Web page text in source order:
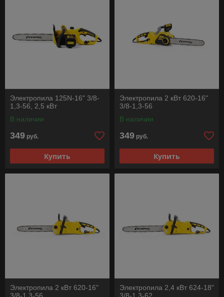
Электропила 125N-16" 3/8-
1,3-56, 2,5 кВт
В наличии
349 руб.
Купить
Электропила 2 кВт 620-16"
3/8-1,3-56
В наличии
349 руб.
Купить
Электропила 2 кВт 620-16"
Электропила 2,4 кВт 624-18"